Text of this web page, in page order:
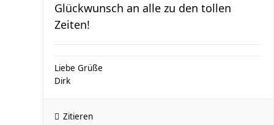
Glückwunsch an alle zu den tollen
Zeiten!
Liebe Grüße
Dirk
Zitieren